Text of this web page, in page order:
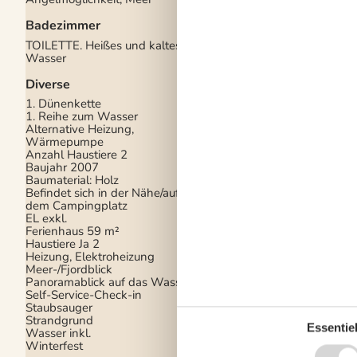
Badezimmer
TOILETTE. Heißes und kaltes
Wasser
Diverse
1. Dünenkette
1. Reihe zum Wasser
Alternative Heizung,
Wärmepumpe
Anzahl Haustiere 2
Baujahr 2007
Baumaterial: Holz
Befindet sich in der Nähe/auf
dem Campingplatz
EL exkl.
Ferienhaus 59 m²
Haustiere Ja 2
Heizung, Elektroheizung
Meer-/Fjordblick
Panoramablick auf das Wasser
Self-Service-Check-in
Staubsauger
Strandgrund
Wasser inkl.
Winterfest
Der Palast 9 km
Entf. zum Wasser/
Entfernung Einkauf 9
Entfernung Flughafen